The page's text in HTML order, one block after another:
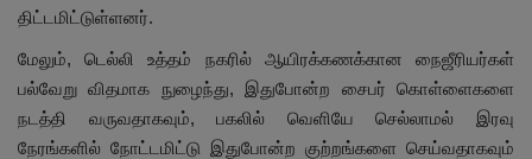
திட்டமிட்டுள்ளனர்.
மேலும், டெல்லி உத்தம் நகரில் ஆயிரக்கணக்கான நைஜீரியர்கள்
பல்வேறு விதமாக நுழைந்து, இதுபோன்ற சைபர் கொள்ளைகளை
நடத்தி வருவதாகவும், பகலில் வெளியே செல்லாமல் இரவு
நேரங்களில் நோட்டமிட்டு இதுபோன்ற குற்றங்களை செய்வதாகவும்